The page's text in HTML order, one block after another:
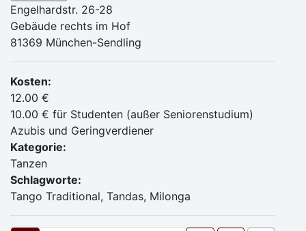
Engelhardstr. 26-28
Gebäude rechts im Hof
81369 München-Sendling
Kosten:
12.00 €
10.00 € für Studenten (außer Seniorenstudium)
Azubis und Geringverdiener
Kategorie:
Tanzen
Schlagworte:
Tango Traditional, Tandas, Milonga